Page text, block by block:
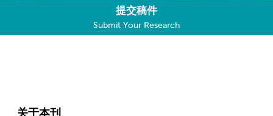
提交稿件
Submit Your Research
关于本刊